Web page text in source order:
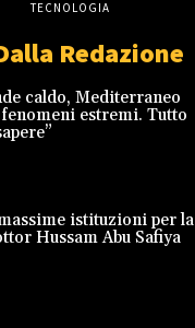
TECNOLOGIA
Redazione
caldo, Mediterraneo
estremi. Tutto
istituzioni per la
Hussam Abu Safiya